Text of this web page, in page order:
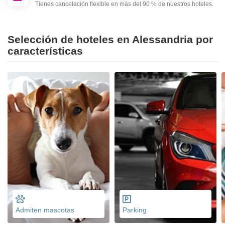
Tienes cancelación flexible en más del 90 % de nuestros hoteles.
Selección de hoteles en Alessandria por
características
Admiten mascotas Parking